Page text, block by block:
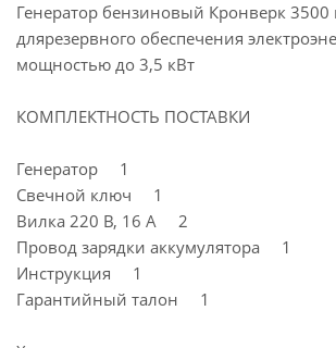
Генератор бензиновый Кронверк 3500
длярезервного обеспечения
мощностью до 3,5 кВт
КОМПЛЕКТНОСТЬ ПОСТАВКИ
Генератор 1
Свечной ключ 1
Вилка 220 В, 16 А 2
Провод зарядки аккумулятора 1
Инструкция 1
Гарантийный талон 1